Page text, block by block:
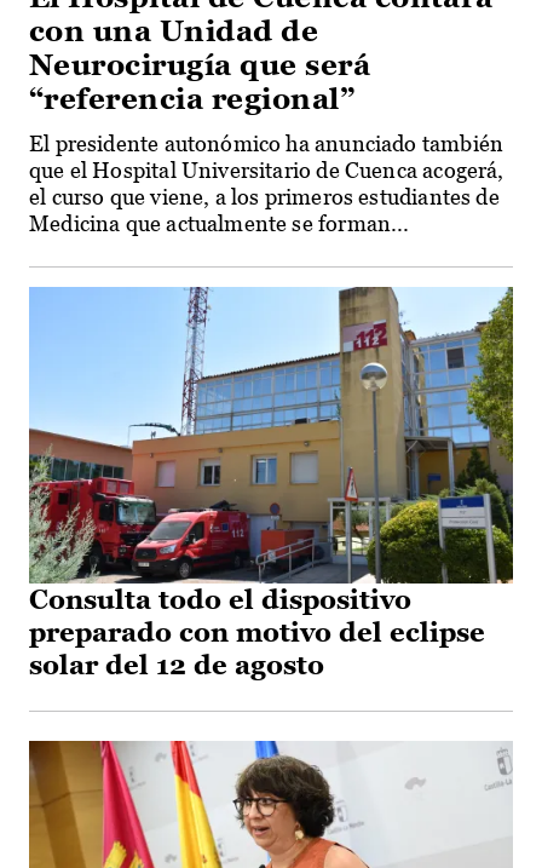
con una Unidad de
Neurocirugía que será
“referencia regional”
El presidente autonómico ha anunciado también
que el Hospital Universitario de Cuenca acogerá,
el curso que viene, a los primeros estudiantes de
Medicina que actualmente se forman...
Consulta todo el dispositivo
preparado con motivo del eclipse
solar del 12 de agosto